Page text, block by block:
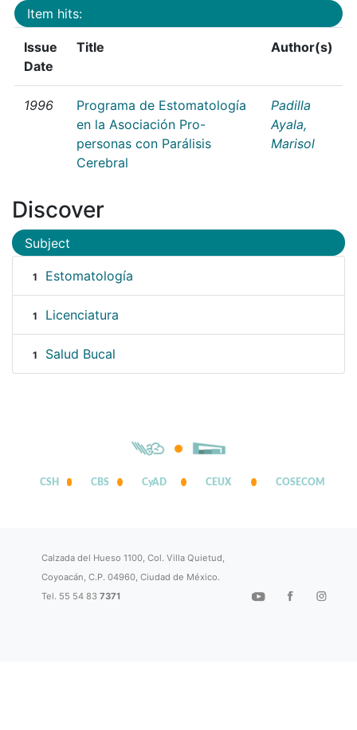
Item hits:
Issue
Date
Title Author(s)
1996
Programa de Estomatología
en la Asociación Pro-
personas con Parálisis
Cerebral
Padilla
Ayala,
Marisol
Discover
Subject
1 Estomatología
1 Licenciatura
1 Salud Bucal
CSH CBS CyAD CEUX COSECOM
Calzada del Hueso 1100, Col. Villa Quietud,
Coyoacán, C.P. 04960, Ciudad de México.
Tel. 55 54 837371